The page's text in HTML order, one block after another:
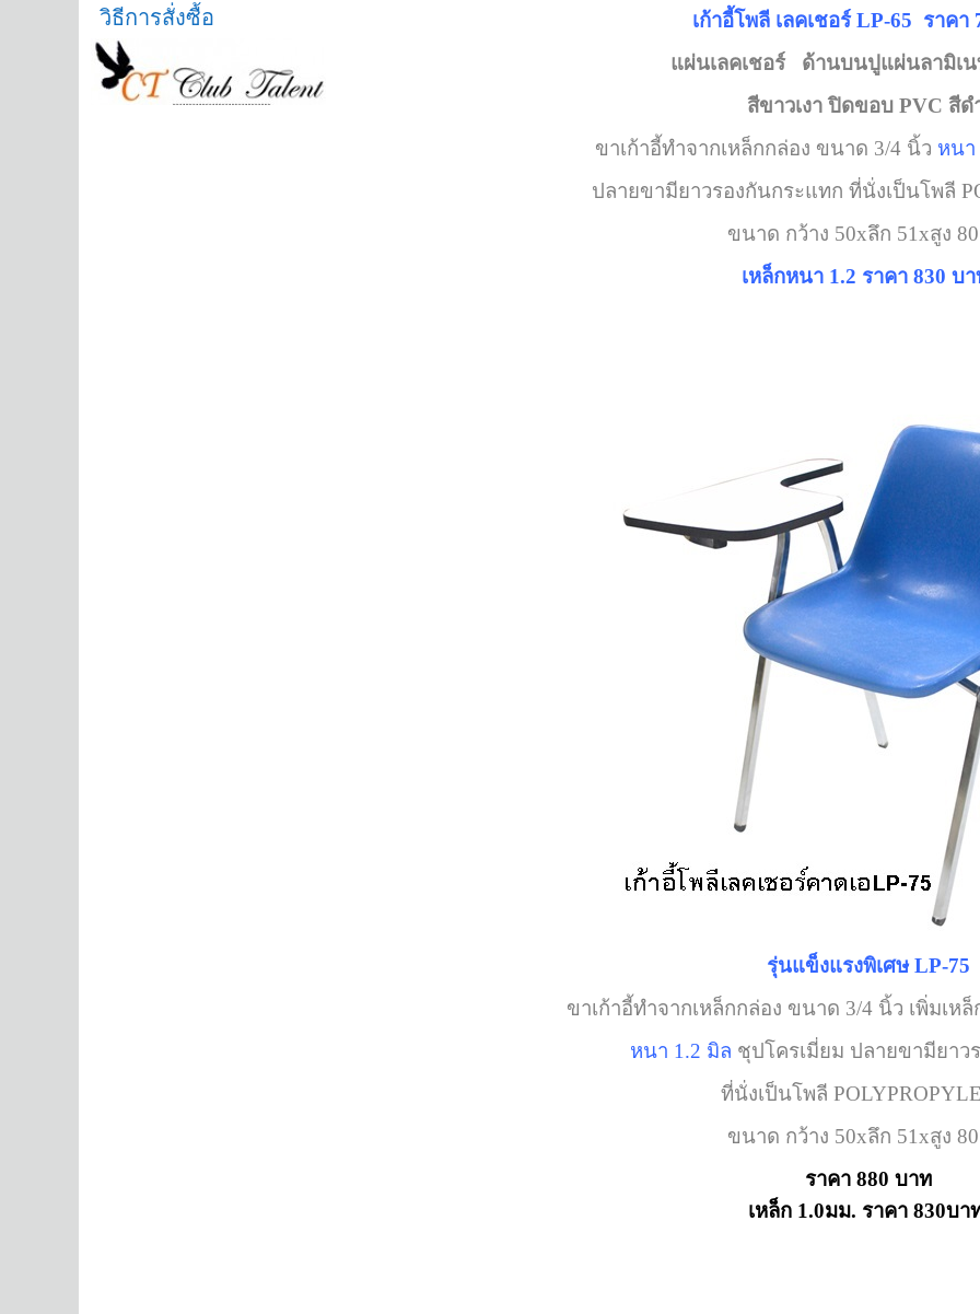
วิธีการสั่งซื้อ
เก้าอี้โพลี เลคเชอร์ LP-65 ราคา
แผ่นเลคเชอร์ ด้านบนปูแผ่นลามิเน
สีขาวเงา ปิดขอบ PVC สีด
ขาเก้าอี้ทำจากเหล็กกล่อง ขนาด 3/4 นิ้ว หนา
ปลายขามียาวรองกันกระแทก ที่นั่งเป็นโพลี
ขนาด กว้าง 50xลึก 51xสูง
เหล็กหนา 1.2 ราคา 830 บ
รุ่นแข็งแรงพิเศษ LP-75
ขาเก้าอี้ทำจากเหล็กกล่อง ขนาด 3/4 นิ้ว เพิ่มเห
หนา 1.2 มิล ชุปโครเมี่ยม ปลายขามียา
ที่นั่งเป็นโพลี
ขนาด กว้าง 50xลึก 51xสูง
ราคา 880 บาท
เหล็ก 1.0มม. ราคา 830บา